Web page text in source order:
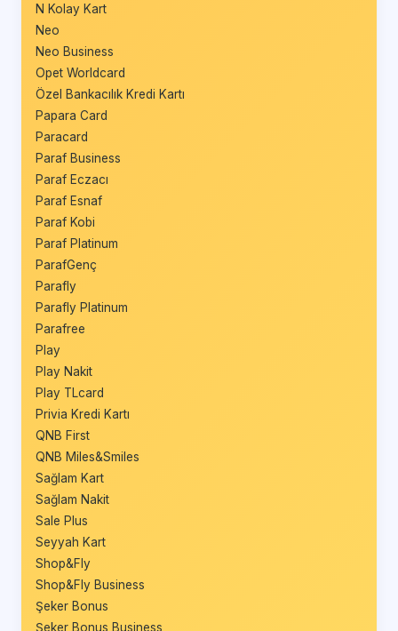
N Kolay Kart
Neo
Neo Business
Opet Worldcard
Özel Bankacılık Kredi Kartı
Papara Card
Paracard
Paraf Business
Paraf Eczacı
Paraf Esnaf
Paraf Kobi
Paraf Platinum
ParafGenç
Parafly
Parafly Platinum
Parafree
Play
Play Nakit
Play TLcard
Privia Kredi Kartı
QNB First
QNB Miles&Smiles
Sağlam Kart
Sağlam Nakit
Sale Plus
Seyyah Kart
Shop&Fly
Shop&Fly Business
Şeker Bonus
Şeker Bonus Business